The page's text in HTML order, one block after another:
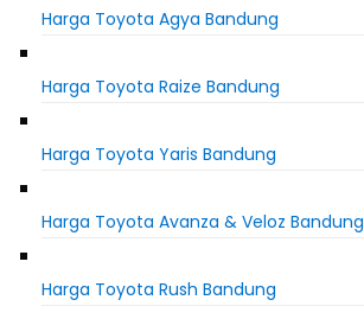
Harga Toyota Agya Bandung
Harga Toyota Raize Bandung
Harga Toyota Yaris Bandung
Harga Toyota Avanza & Veloz Bandung
Harga Toyota Rush Bandung